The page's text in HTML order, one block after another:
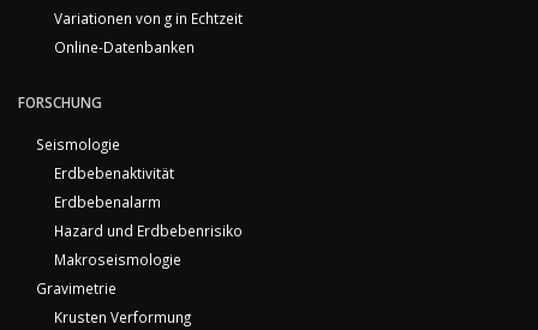
Variationen von g in Echtzeit
Online-Datenbanken
FORSCHUNG
Seismologie
Erdbebenaktivität
Erdbebenalarm
Hazard und Erdbebenrisiko
Makroseismologie
Gravimetrie
Krusten Verformung